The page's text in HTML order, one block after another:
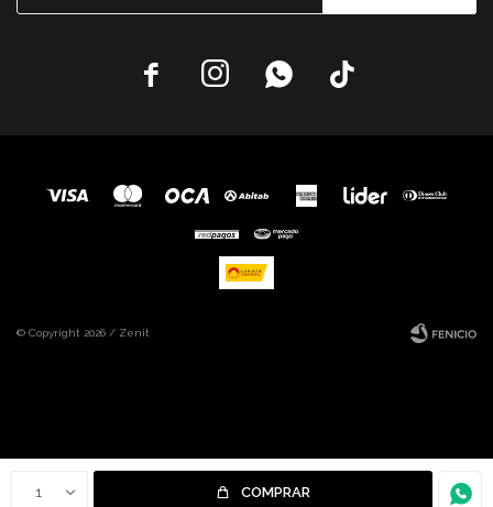
1 COMPRAR
   
© Copyright 2026 / Zenit